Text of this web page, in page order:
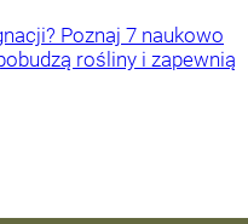
Poznaj 7 naukowo
rośliny i zapewnią